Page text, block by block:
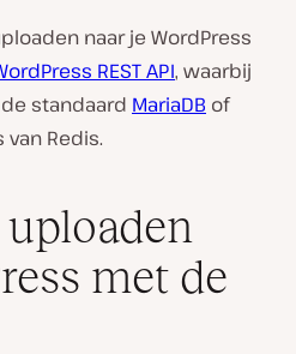
naar je WordPress
REST API, waarbij
standaard MariaDB of
Redis.
met de